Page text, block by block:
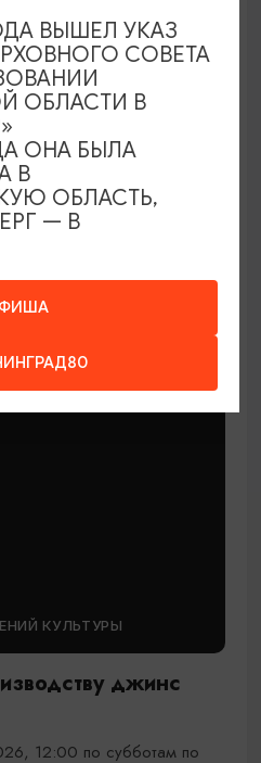
керамике Елены
45
КУЛЬТУРЫ
джинс
12:00 по субботам по
ВЫШЕЛ УКАЗ
СОВЕТА
ОБЛАСТИ В
ОНА БЫЛА
В
ОБЛАСТЬ,
— В